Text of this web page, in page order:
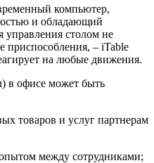
компьютер,
и обладающий
столом не
– iTable
на любые движения.
в офисе может быть
товаров и услуг партнерам
между сотрудниками;